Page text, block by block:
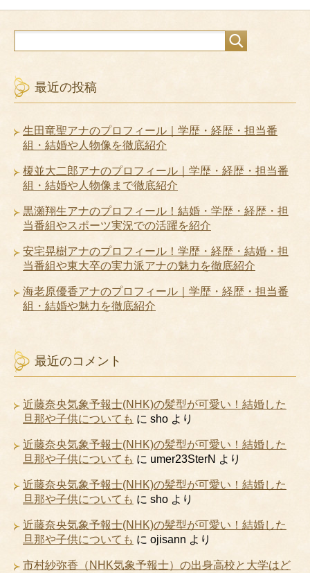
最近の投稿
生田竜聖アナのプロフィール｜学歴・経歴・担当番
組・結婚や人物像を徹底紹介
榎並大二郎アナのプロフィール｜学歴・経歴・担当番
組・結婚や人物像まで徹底紹介
黒瀬翔生アナのプロフィール！結婚・学歴・経歴・担
当番組やスポーツ実況での活躍を紹介
安宅晃樹アナのプロフィール！学歴・経歴・結婚・担
当番組や東大卒の実力派アナの魅力を徹底紹介
海老原優香アナのプロフィール｜学歴・経歴・担当番
組・結婚や魅力を徹底紹介
最近のコメント
近藤奈央気象予報士(NHK)の髪型が可愛い！結婚した
旦那や子供についても に sho より
近藤奈央気象予報士(NHK)の髪型が可愛い！結婚した
旦那や子供についても に umer23SterN より
近藤奈央気象予報士(NHK)の髪型が可愛い！結婚した
旦那や子供についても に sho より
近藤奈央気象予報士(NHK)の髪型が可愛い！結婚した
旦那や子供についても に ojisann より
市村紗弥香（NHK気象予報士）の出身高校と大学はど